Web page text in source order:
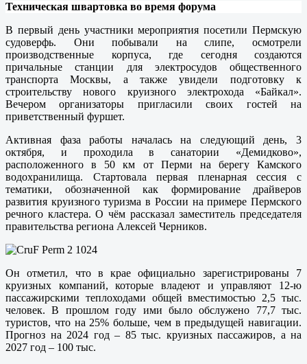
Техническая швартовка во время форума
В первый день участники мероприятия посетили Пермскую
судоверфь. Они побывали на слипе, осмотрели
производственные корпуса, где сегодня создаются
причальные станции для электросудов общественного
транспорта Москвы, а также увидели подготовку к
строительству нового круизного электрохода «Байкал».
Вечером организаторы пригласили своих гостей на
приветственный фуршет.
Активная фаза работы началась на следующий день, 3
октября, и проходила в санатории «Демидково»,
расположенного в 50 км от Перми на берегу Камского
водохранилища. Стартовала первая пленарная сессия с
тематики, обозначенной как формирование драйверов
развития круизного туризма в России на примере Пермского
речного кластера. О чём рассказал заместитель председателя
правительства региона Алексей Черников.
Он отметил, что в крае официально зарегистрированы 7
круизных компаний, которые владеют и управляют 12-ю
пассажирскими теплоходами общей вместимостью 2,5 тыс.
человек. В прошлом году ими было обслужено 77,7 тыс.
туристов, что на 25% больше, чем в предыдущей навигации.
Прогноз на 2024 год – 85 тыс. круизных пассажиров, а на
2027 год – 100 тыс.